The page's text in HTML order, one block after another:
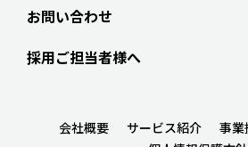
お問い合わせ
採用ご担当者様へ
会社概要 サービス紹介 事業